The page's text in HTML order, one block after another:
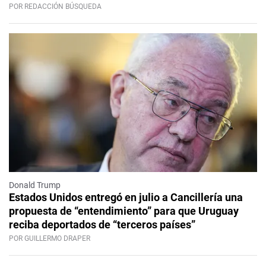
POR REDACCIÓN BÚSQUEDA
Donald Trump
Estados Unidos entregó en julio a Cancillería una
propuesta de “entendimiento” para que Uruguay
reciba deportados de “terceros países”
POR GUILLERMO DRAPER